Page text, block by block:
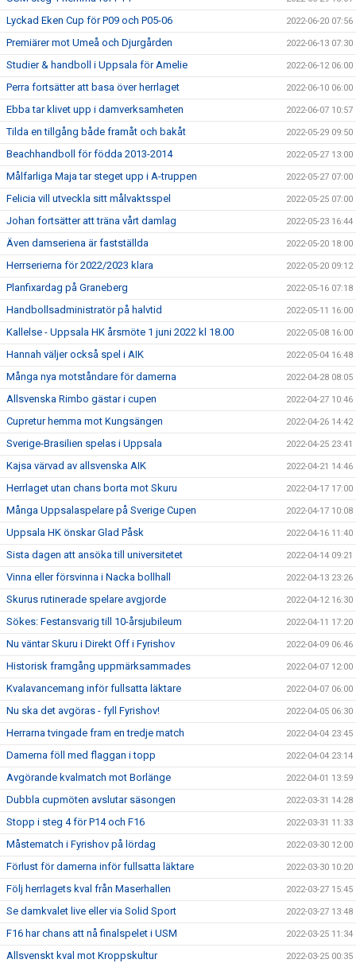
Lyckad Eken Cup för P09 och P05-06 2022-06-20 07:56
Premiärer mot Umeå och Djurgården 2022-06-13 07:30
Studier & handboll i Uppsala för Amelie 2022-06-12 06:00
Perra fortsätter att basa över herrlaget 2022-06-10 06:00
Ebba tar klivet upp i damverksamheten 2022-06-07 10:57
Tilda en tillgång både framåt och bakåt 2022-05-29 09:50
Beachhandboll för födda 2013-2014 2022-05-27 13:00
Målfarliga Maja tar steget upp i A-truppen 2022-05-27 07:00
Felicia vill utveckla sitt målvaktsspel 2022-05-25 07:00
Johan fortsätter att träna vårt damlag 2022-05-23 16:44
Även damseriena är fastställda 2022-05-20 18:00
Herrserierna för 2022/2023 klara 2022-05-20 09:12
Planfixardag på Graneberg 2022-05-16 07:18
Handbollsadministratör på halvtid 2022-05-11 16:00
Kallelse - Uppsala HK årsmöte 1 juni 2022 kl 18.00 2022-05-08 16:00
Hannah väljer också spel i AIK 2022-05-04 16:48
Många nya motståndare för damerna 2022-04-28 08:05
Allsvenska Rimbo gästar i cupen 2022-04-27 10:46
Cupretur hemma mot Kungsängen 2022-04-26 14:42
Sverige-Brasilien spelas i Uppsala 2022-04-25 23:41
Kajsa värvad av allsvenska AIK 2022-04-21 14:46
Herrlaget utan chans borta mot Skuru 2022-04-17 17:00
Många Uppsalaspelare på Sverige Cupen 2022-04-17 10:08
Uppsala HK önskar Glad Påsk 2022-04-16 11:40
Sista dagen att ansöka till universitetet 2022-04-14 09:21
Vinna eller försvinna i Nacka bollhall 2022-04-13 23:26
Skurus rutinerade spelare avgjorde 2022-04-12 16:30
Sökes: Festansvarig till 10-årsjubileum 2022-04-11 17:20
Nu väntar Skuru i Direkt Off i Fyrishov 2022-04-09 06:46
Historisk framgång uppmärksammades 2022-04-07 12:00
Kvalavancemang inför fullsatta läktare 2022-04-07 06:00
Nu ska det avgöras - fyll Fyrishov! 2022-04-05 06:30
Herrarna tvingade fram en tredje match 2022-04-04 23:45
Damerna föll med flaggan i topp 2022-04-04 23:14
Avgörande kvalmatch mot Borlänge 2022-04-01 13:59
Dubbla cupmöten avslutar säsongen 2022-03-31 14:28
Stopp i steg 4 för P14 och F16 2022-03-31 11:33
Måstematch i Fyrishov på lördag 2022-03-30 12:00
Förlust för damerna inför fullsatta läktare 2022-03-30 10:20
Följ herrlagets kval från Maserhallen 2022-03-27 15:45
Se damkvalet live eller via Solid Sport 2022-03-27 13:48
F16 har chans att nå finalspelet i USM 2022-03-25 11:34
Allsvenskt kval mot Kroppskultur 2022-03-25 00:35